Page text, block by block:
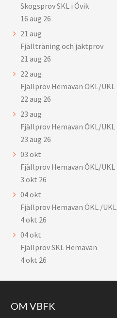
Skogsprov SKL i Övik
16 aug 26
21 aug
Fjällträning och jaktprov
21 aug 26
22aug
Fjällprov Hemavan ÖKL/UKL
22 aug 26
23 aug
Fjällprov Hemavan ÖKL/UKL
23 aug 26
03 okt
Fjällprov Hemavan ÖKL/UKL
3 okt 26
04okt
Fjällprov Hemavan ÖKL /UKL
4 okt 26
04okt
Fjällprov SKL Hemavan
4 okt 26
Footer
OM VBFK